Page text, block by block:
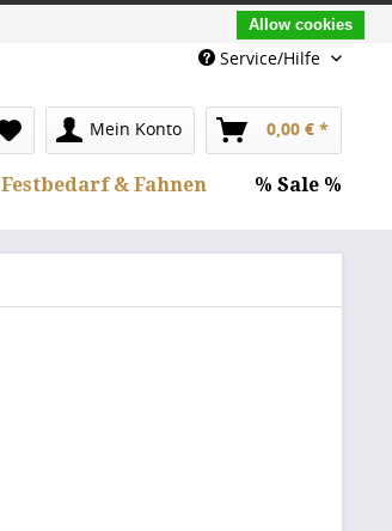
Service/Hilfe
Mein Konto 0,00 € *
Festbedarf & Fahnen % Sale %
Allow cookies